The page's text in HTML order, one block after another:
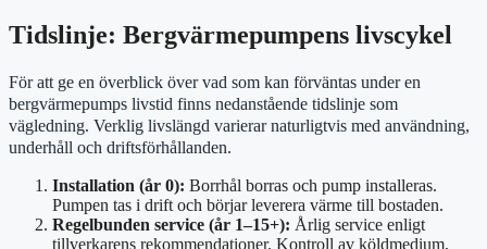
Tidslinje: Bergvärmepumpens livscykel
För att ge en överblick över vad som kan förväntas under en
bergvärmepumps livstid finns nedanstående tidslinje som
vägledning. Verklig livslängd varierar naturligtvis med användning,
underhåll och driftsförhållanden.
Installation (år 0): Borrhål borras och pump installeras.
Pumpen tas i drift och börjar leverera värme till bostaden.
Regelbunden service (år 1–15+): Årlig service enligt
tillverkarens rekommendationer. Kontroll av köldmedium,